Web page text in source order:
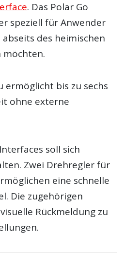
. Das Polar Go
speziell für Anwender
des heimischen
möchten.
ermöglicht bis zu sechs
ohne externe
soll sich
Zwei Drehregler für
eine schnelle
Die zugehörigen
Rückmeldung zu